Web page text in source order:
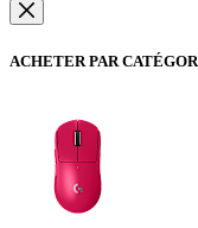
ACHETER PAR